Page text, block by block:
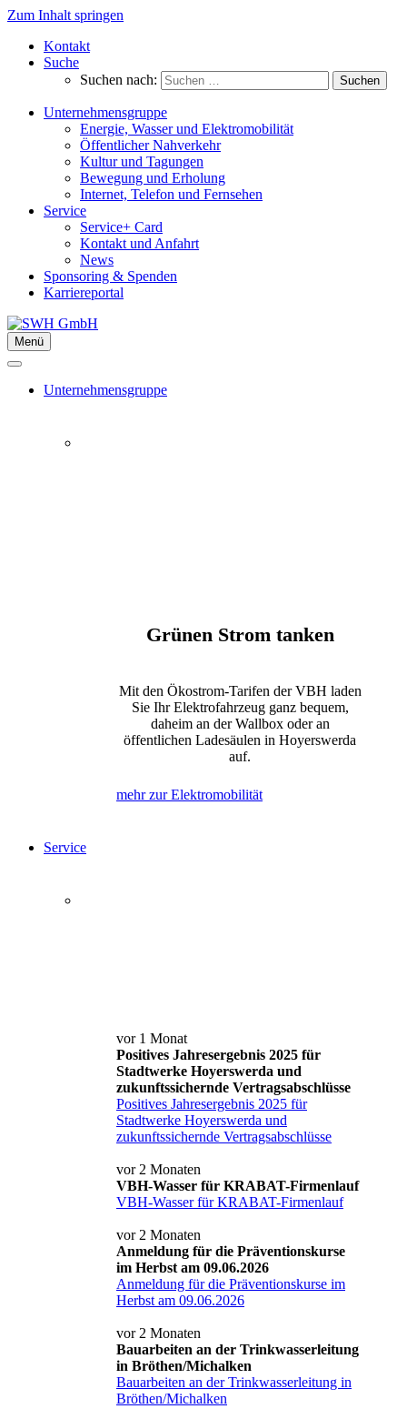
Zum Inhalt springen
Kontakt
Suche
Suchen nach:
Unternehmensgruppe
Energie, Wasser und Elektromobilität
Öffentlicher Nahverkehr
Kultur und Tagungen
Bewegung und Erholung
Internet, Telefon und Fernsehen
Service
Service+ Card
Kontakt und Anfahrt
News
Sponsoring & Spenden
Karriereportal
Menü
Unternehmensgruppe
Grünen Strom tanken
Mit den Ökostrom-Tarifen der VBH laden
Sie Ihr Elektrofahrzeug ganz bequem,
daheim an der Wallbox oder an
öffentlichen Ladesäulen in Hoyerswerda
auf.
mehr zur Elektromobilität
Service
vor 1 Monat
Positives Jahresergebnis 2025 für
Stadtwerke Hoyerswerda und
zukunftssichernde Vertragsabschlüsse
Positives Jahresergebnis 2025 für
Stadtwerke Hoyerswerda und
zukunftssichernde Vertragsabschlüsse
vor 2 Monaten
VBH-Wasser für KRABAT-Firmenlauf
VBH-Wasser für KRABAT-Firmenlauf
vor 2 Monaten
Anmeldung für die Präventionskurse
im Herbst am 09.06.2026
Anmeldung für die Präventionskurse im
Herbst am 09.06.2026
vor 2 Monaten
Bauarbeiten an der Trinkwasserleitung
in Bröthen/Michalken
Bauarbeiten an der Trinkwasserleitung in
Bröthen/Michalken